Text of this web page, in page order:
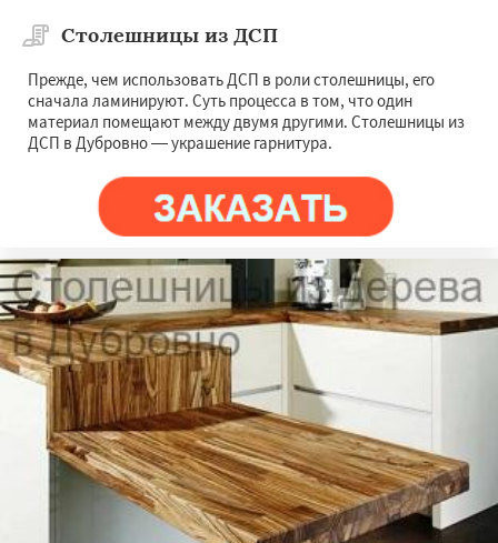
Столешницы из ДСП
Прежде, чем использовать ДСП в роли столешницы, его
сначала ламинируют. Суть процесса в том, что один
материал помещают между двумя другими. Столешницы из
ДСП в Дубровно — украшение гарнитура.